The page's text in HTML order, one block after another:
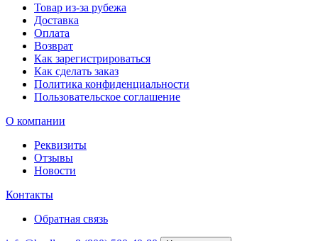
Товар из-за рубежа
Доставка
Оплата
Возврат
Как зарегистрироваться
Как сделать заказ
Политика конфиденциальности
Пользовательское соглашение
О компании
Реквизиты
Отзывы
Новости
Контакты
Обратная связь